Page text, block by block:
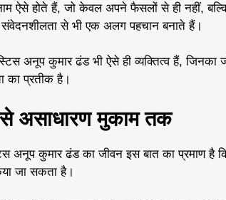
ऐसे होते हैं, जो केवल अपने फैसलों से ही नहीं,
से भी एक अलग पहचान बनाते हैं।
अनूप कुमार ढंड भी ऐसे ही व्यक्तित्व हैं, जिनका
का प्रतीक है।
असाधारण मुकाम तक
अनूप कुमार ढंड का जीवन इस बात का प्रमाण
जा सकता है।